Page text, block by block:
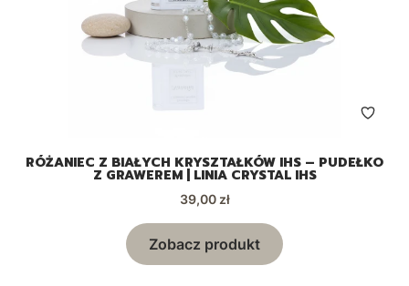
RÓŻANIEC Z BIAŁYCH KRYSZTAŁKÓW IHS – PUDEŁKO
Z GRAWEREM | LINIA CRYSTAL IHS
Cena
39,00 zł
Zobacz produkt